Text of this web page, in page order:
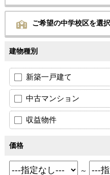
ご希望の中学校区を選
建物種別
新築一戸建て
中古マンション
収益物件
価格
～